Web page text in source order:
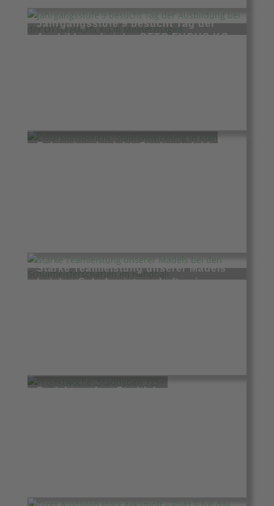
Jahrgangsstufe 9 besucht Tag der
Ausbildung bei der OTTO FUCHS KG
Exkursionsbericht: Stadtentwicklung
Starke Teamleistung unserer Mädels
bei den Schulmeisterschaften im
Projektwoche „Stadtleben 725+“